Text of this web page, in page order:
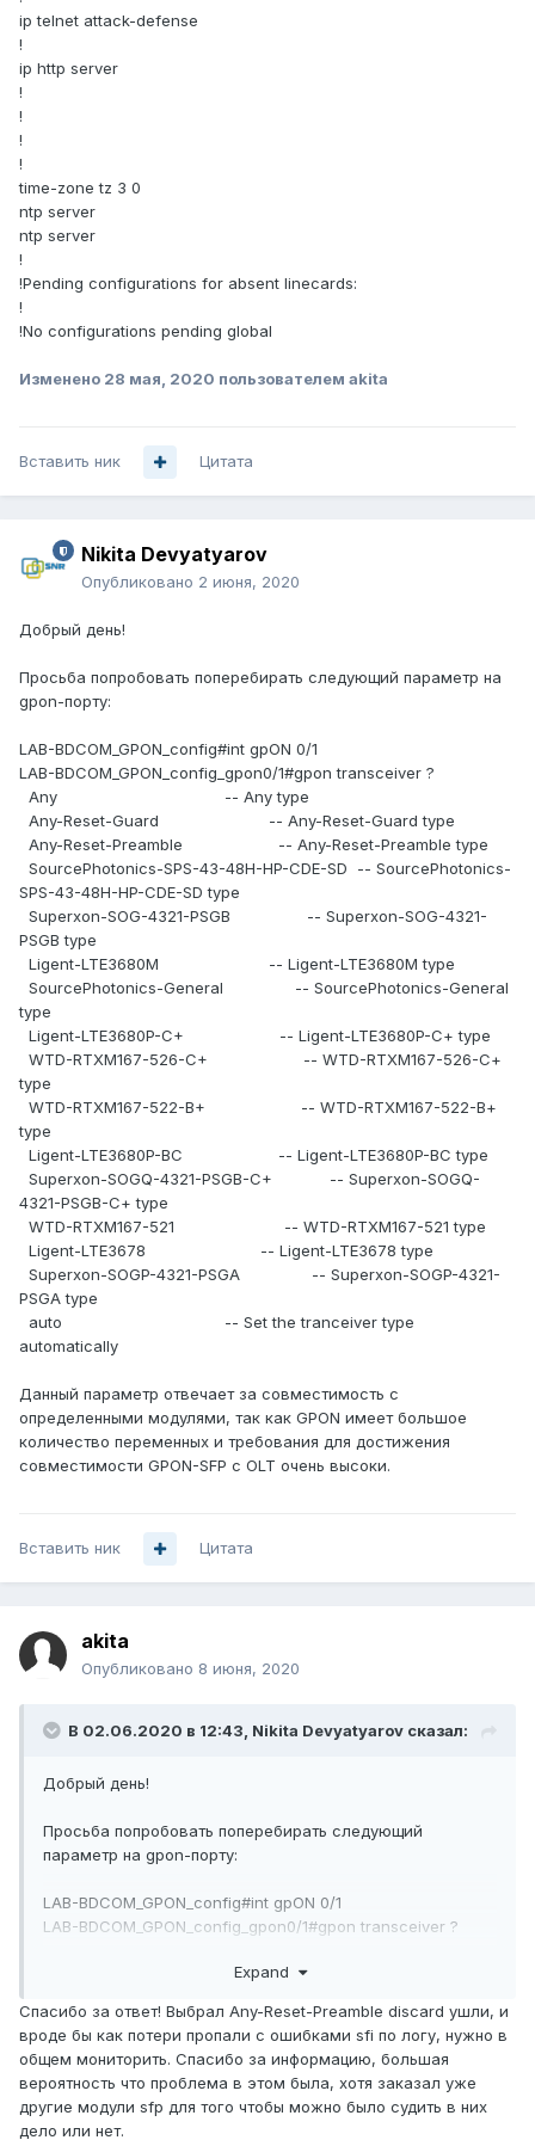
ip telnet attack-defense
!
ip http server
!
!
!
!
time-zone tz 3 0
ntp server
ntp server
!
!Pending configurations for absent linecards:
!
!No configurations pending global
Изменено 28 мая, 2020 пользователем akita
Вставить ник Цитата
Nikita Devyatyarov
Опубликовано 2 июня, 2020
Добрый день!
Просьба попробовать поперебирать следующий параметр на
gpon-порту:
LAB-BDCOM_GPON_config#int gpON 0/1
LAB-BDCOM_GPON_config_gpon0/1#gpon transceiver ?
Any -- Any type
Any-Reset-Guard -- Any-Reset-Guard type
Any-Reset-Preamble -- Any-Reset-Preamble type
SourcePhotonics-SPS-43-48H-HP-CDE-SD -- SourcePhotonics-
SPS-43-48H-HP-CDE-SD type
Superxon-SOG-4321-PSGB -- Superxon-SOG-4321-
PSGB type
Ligent-LTE3680M -- Ligent-LTE3680M type
SourcePhotonics-General -- SourcePhotonics-General
type
Ligent-LTE3680P-C+ -- Ligent-LTE3680P-C+ type
WTD-RTXM167-526-C+ -- WTD-RTXM167-526-C+
type
WTD-RTXM167-522-B+ -- WTD-RTXM167-522-B+
type
Ligent-LTE3680P-BC -- Ligent-LTE3680P-BC type
Superxon-SOGQ-4321-PSGB-C+ -- Superxon-SOGQ-
4321-PSGB-C+ type
WTD-RTXM167-521 -- WTD-RTXM167-521 type
Ligent-LTE3678 -- Ligent-LTE3678 type
Superxon-SOGP-4321-PSGA -- Superxon-SOGP-4321-
PSGA type
auto -- Set the tranceiver type
automatically
Данный параметр отвечает за совместимость с
определенными модулями, так как GPON имеет большое
количество переменных и требования для достижения
совместимости GPON-SFP с OLT очень высоки.
Вставить ник Цитата
akita
Опубликовано 8 июня, 2020
В 02.06.2020 в 12:43, Nikita Devyatyarov сказал:
Добрый день!
Просьба попробовать поперебирать следующий
параметр на gpon-порту:
LAB-BDCOM_GPON_config#int gpON 0/1
LAB-BDCOM_GPON_config_gpon0/1#gpon transceiver ?
Any-Reset-Guard -- Any-Reset-Guard type
type
SourcePhotonics-SPS-43-48H-HP-CDE-SD --
SourcePhotonics-SPS-43-48H-HP-CDE-SD type
Superxon-SOG-4321-PSGB -- Superxon-SOG-
4321-PSGB type
Expand
Спасибо за ответ! Выбрал Any-Reset-Preamble discard ушли, и
вроде бы как потери пропали с ошибками sfi по логу, нужно в
общем мониторить. Спасибо за информацию, большая
вероятность что проблема в этом была, хотя заказал уже
другие модули sfp для того чтобы можно было судить в них
дело или нет.